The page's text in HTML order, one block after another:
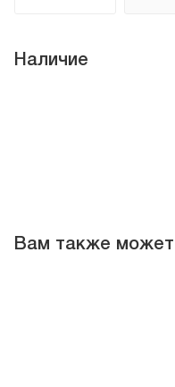
Наличие
Вам также может